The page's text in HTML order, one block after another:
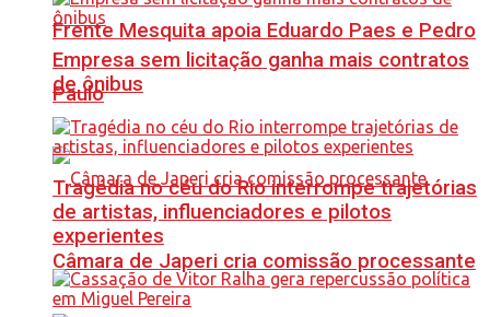
Frente Mesquita apoia Eduardo Paes e Pedro
Paulo
Câmara de Japeri cria comissão processante
Empresa sem licitação ganha mais contratos
de ônibus
Tragédia no céu do Rio interrompe trajetórias
de artistas, influenciadores e pilotos
experientes